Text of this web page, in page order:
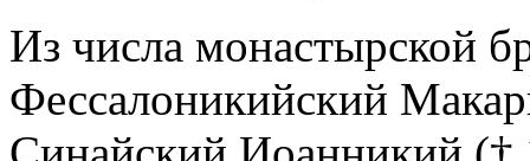
Из числа монастырской
Фессалоникийский